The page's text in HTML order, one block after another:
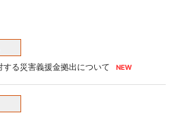
する災害義援金拠出について